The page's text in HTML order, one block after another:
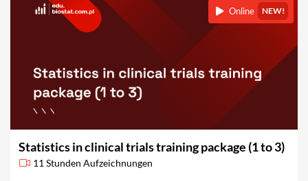
Online NEW!
Statistics in clinical trials training package (1 to 3)
11 Stunden Aufzeichnungen